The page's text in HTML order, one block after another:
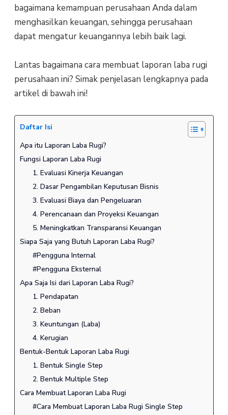
bagaimana kemampuan perusahaan Anda dalam
menghasilkan keuangan, sehingga perusahaan
dapat mengatur keuangannya lebih baik lagi.
Lantas bagaimana cara membuat laporan laba rugi
perusahaan ini? Simak penjelasan lengkapnya pada
artikel di bawah ini!
Daftar Isi
Apa itu Laporan Laba Rugi?
Fungsi Laporan Laba Rugi
1. Evaluasi Kinerja Keuangan
2. Dasar Pengambilan Keputusan Bisnis
3. Evaluasi Biaya dan Pengeluaran
4. Perencanaan dan Proyeksi Keuangan
5. Meningkatkan Transparansi Keuangan
Siapa Saja yang Butuh Laporan Laba Rugi?
#Pengguna Internal
#Pengguna Eksternal
Apa Saja Isi dari Laporan Laba Rugi?
1. Pendapatan
2. Beban
3. Keuntungan (Laba)
4. Kerugian
Bentuk-Bentuk Laporan Laba Rugi
1. Bentuk Single Step
2. Bentuk Multiple Step
Cara Membuat Laporan Laba Rugi
#Cara Membuat Laporan Laba Rugi Single Step